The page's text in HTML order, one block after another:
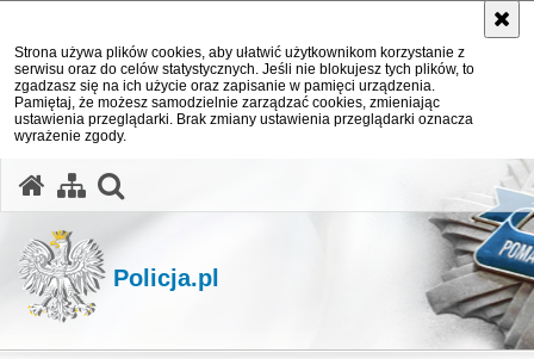
Strona używa plików cookies, aby ułatwić użytkownikom korzystanie z
serwisu oraz do celów statystycznych. Jeśli nie blokujesz tych plików, to
zgadzasz się na ich użycie oraz zapisanie w pamięci urządzenia.
Pamiętaj, że możesz samodzielnie zarządzać cookies, zmieniając
ustawienia przeglądarki. Brak zmiany ustawienia przeglądarki oznacza
wyrażenie zgody.
Policja.pl